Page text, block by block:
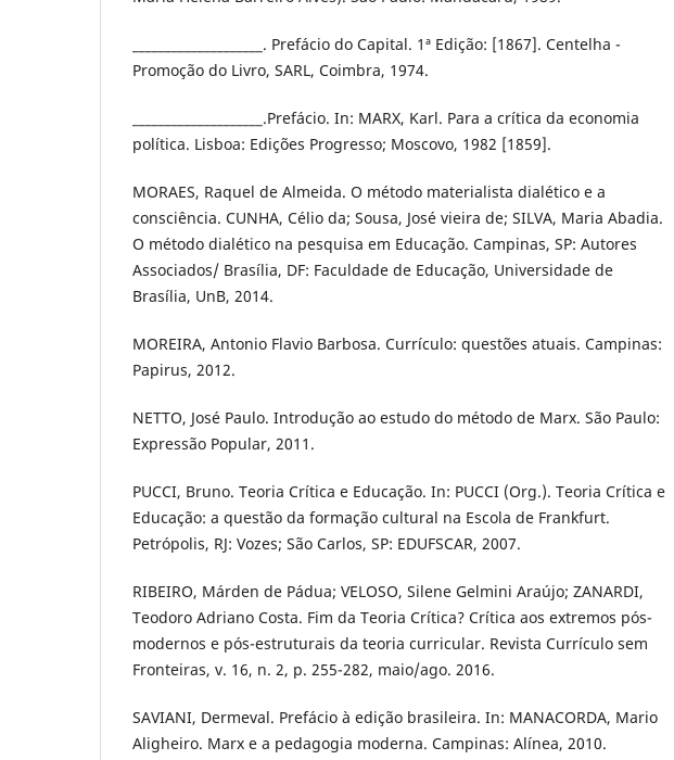
____________________. Prefácio do Capital. 1ª Edição: [1867]. Centelha -
Promoção do Livro, SARL, Coimbra, 1974.
____________________.Prefácio. In: MARX, Karl. Para a crítica da economia
política. Lisboa: Edições Progresso; Moscovo, 1982 [1859].
MORAES, Raquel de Almeida. O método materialista dialético e a
consciência. CUNHA, Célio da; Sousa, José vieira de; SILVA, Maria Abadia.
O método dialético na pesquisa em Educação. Campinas, SP: Autores
Associados/ Brasília, DF: Faculdade de Educação, Universidade de
Brasília, UnB, 2014.
MOREIRA, Antonio Flavio Barbosa. Currículo: questões atuais. Campinas:
Papirus, 2012.
NETTO, José Paulo. Introdução ao estudo do método de Marx. São Paulo:
Expressão Popular, 2011.
PUCCI, Bruno. Teoria Crítica e Educação. In: PUCCI (Org.). Teoria Crítica e
Educação: a questão da formação cultural na Escola de Frankfurt.
Petrópolis, RJ: Vozes; São Carlos, SP: EDUFSCAR, 2007.
RIBEIRO, Márden de Pádua; VELOSO, Silene Gelmini Araújo; ZANARDI,
Teodoro Adriano Costa. Fim da Teoria Crítica? Crítica aos extremos pós-
modernos e pós-estruturais da teoria curricular. Revista Currículo sem
Fronteiras, v. 16, n. 2, p. 255-282, maio/ago. 2016.
SAVIANI, Dermeval. Prefácio à edição brasileira. In: MANACORDA, Mario
Aligheiro. Marx e a pedagogia moderna. Campinas: Alínea, 2010.